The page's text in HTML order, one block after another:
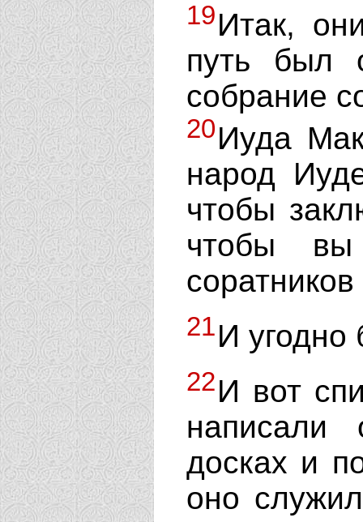
19Итак,
путь был
собрание
20Иуда
народ
чтобы
чтобы
21И угодно
22И вот
досках и
оно